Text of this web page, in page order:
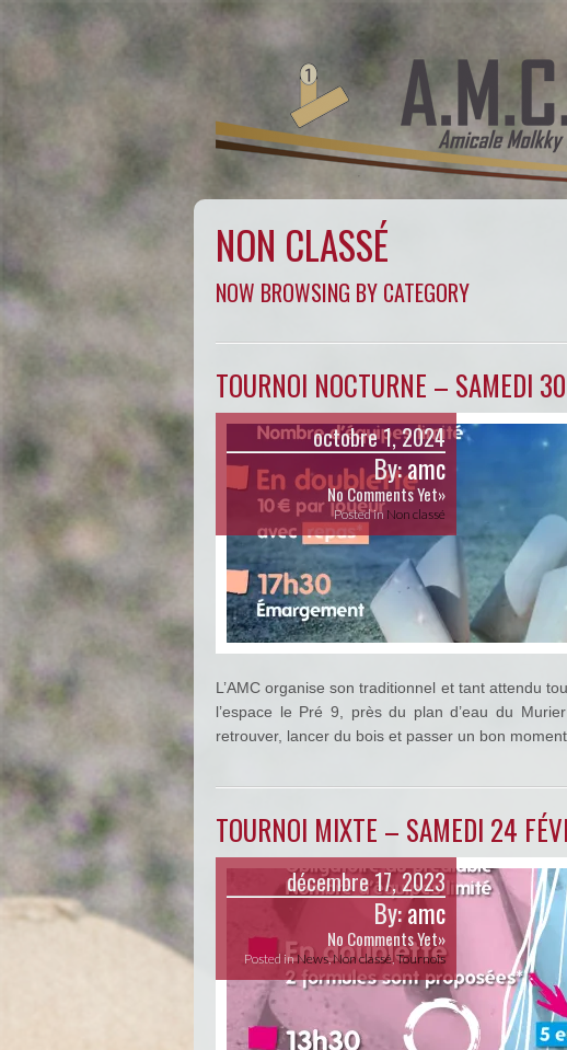
NON CLASSÉ
NOW BROWSING BY CATEGORY
TOURNOI NOCTURNE – SAMEDI
octobre 1, 2024
By:amc
No Comments Yet»
Posted in Non classé
L’AMC organise son traditionnel et tant attendu
l’espace le Pré 9, près du plan d’eau du
retrouver, lancer du bois et passer un bon
TOURNOI MIXTE – SAMEDI 24
décembre 17, 2023
By:amc
No Comments Yet»
Posted inNews,Non classé,Tournois